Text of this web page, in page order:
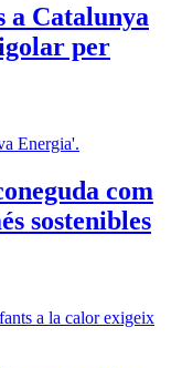
a Catalunya
per
com
sostenibles